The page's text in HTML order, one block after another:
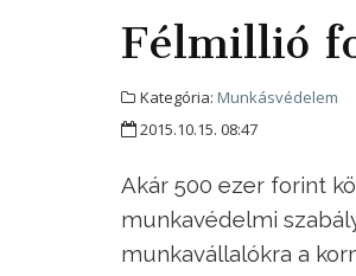
Félmillió
Kategória: Munkásvédelem
2015.10.15. 08:47
Akár 500 ezer forint
munkavédelmi
munkavállalókra a